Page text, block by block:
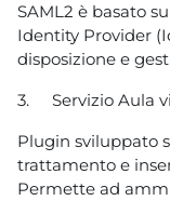
SAML2 è basato
Identity Provider
disposizione e
3.
Servizio Aula
Plugin sviluppato
trattamento e
Permette ad